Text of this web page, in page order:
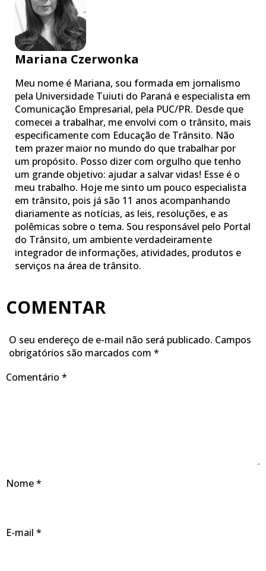
Mariana Czerwonka
Meu nome é Mariana, sou formada em jornalismo
pela Universidade Tuiuti do Paraná e especialista em
Comunicação Empresarial, pela PUC/PR. Desde que
comecei a trabalhar, me envolvi com o trânsito, mais
especificamente com Educação de Trânsito. Não
tem prazer maior no mundo do que trabalhar por
um propósito. Posso dizer com orgulho que tenho
um grande objetivo: ajudar a salvar vidas! Esse é o
meu trabalho. Hoje me sinto um pouco especialista
em trânsito, pois já são 11 anos acompanhando
diariamente as notícias, as leis, resoluções, e as
polêmicas sobre o tema. Sou responsável pelo Portal
do Trânsito, um ambiente verdadeiramente
integrador de informações, atividades, produtos e
serviços na área de trânsito.
COMENTAR
O seu endereço de e-mail não será publicado. Campos
obrigatórios são marcados com *
Comentário *
Nome*
E-mail *